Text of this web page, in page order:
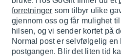
forretninger som tilbyr ulike
gjennom oss og får mulighet
hilsen, og vi sender kortet på
Normal post er selvfølgelig en
postgangen. Blir det liten tid